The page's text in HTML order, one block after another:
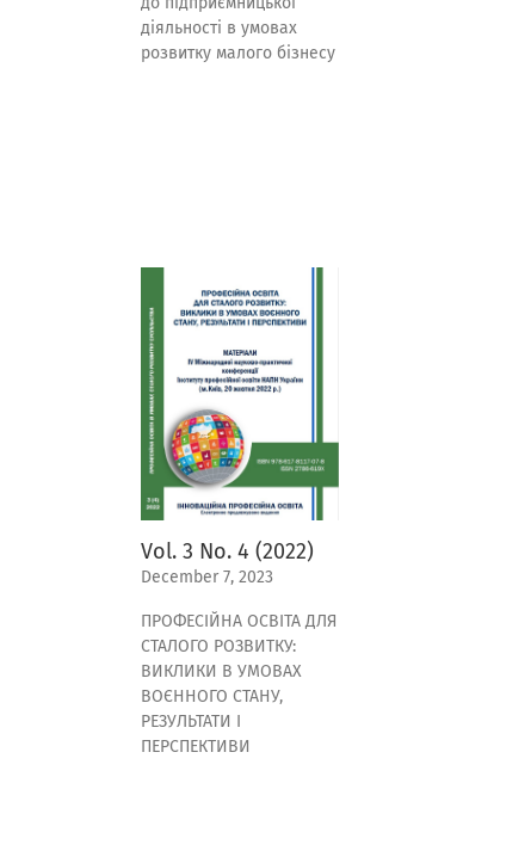
діяльності в умовах
розвитку малого бізнесу
Vol. 3 No. 4 (2022)
December 7, 2023
ПРОФЕСІЙНА ОСВІТА ДЛЯ
СТАЛОГО РОЗВИТКУ:
ВИКЛИКИ В УМОВАХ
ВОЄННОГО СТАНУ,
РЕЗУЛЬТАТИ І
ПЕРСПЕКТИВИ